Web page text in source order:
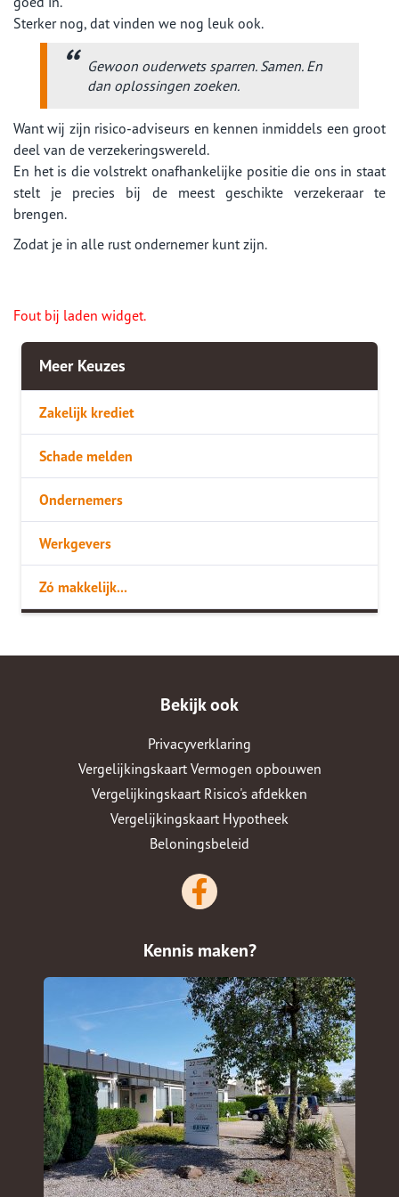
Sterker nog, dat vinden we nog leuk ook.
Gewoon ouderwets sparren. Samen. En
dan oplossingen zoeken.
Want wij zijn risico-adviseurs en kennen inmiddels een groot
deel van de verzekeringswereld.
En het is die volstrekt onafhankelijke positie die ons in staat
stelt je precies bij de meest geschikte verzekeraar te
brengen.
Zodat je in alle rust ondernemer kunt zijn.
Fout bij laden widget.
Meer Keuzes
Zakelijk krediet
Schade melden
Ondernemers
Werkgevers
Zó makkelijk...
Bekijk ook
Privacyverklaring
Vergelijkingskaart Vermogen opbouwen
Vergelijkingskaart Risico's afdekken
Vergelijkingskaart Hypotheek
Beloningsbeleid
Kennis maken?